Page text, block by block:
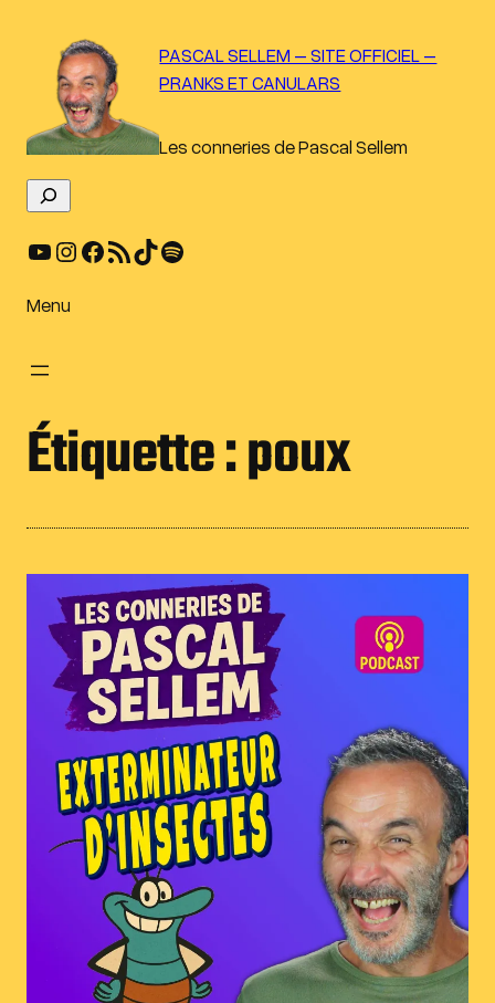
contenu
PASCAL SELLEM – SITE OFFICIEL –
PRANKS ET CANULARS
Les conneries de Pascal Sellem
e
c
e
YouTube Instagram Facebook Flux RSS TikTok Spotify
Menu
Étiquette :poux